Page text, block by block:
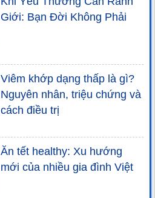
Giới: Bạn Đời Không Phải
Viêm khớp dạng thấp là gì?
Nguyên nhân, triệu chứng và
cách điều trị
Ăn tết healthy: Xu hướng
mới của nhiều gia đình Việt